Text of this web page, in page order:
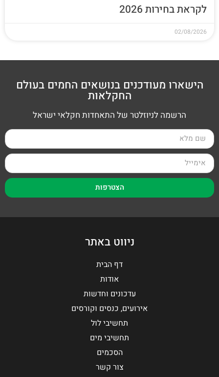
לקראת בחירות 2026
02/08/2026
הישארו מעודכנים בנושאים החמים בעולם
החקלאות
הרשמה לניוזלטר של התאחדות חקלאי ישראל
הצטרפות
ניווט באתר
דף הבית
אודות
עדכונים וחדשות
אירועים, כנסים וקורסים
תחשיבי לול
תחשיבי מים
הסכמים
צור קשר